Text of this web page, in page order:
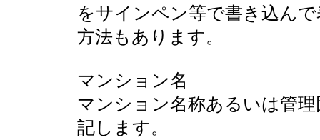
をサインペン等で書き込ん
方法もあります。
マンション名
マンション名称あるいは管
記します。